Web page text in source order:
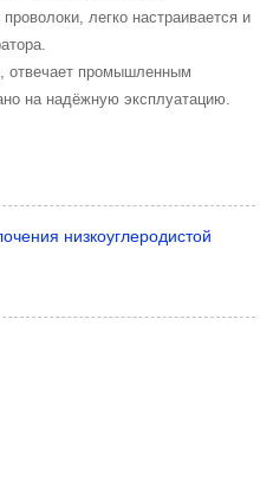
легко настраивается и
отвечает промышленным
на надёжную эксплуатацию.
низкоуглеродистой